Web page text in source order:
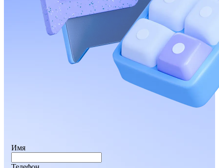
Имя